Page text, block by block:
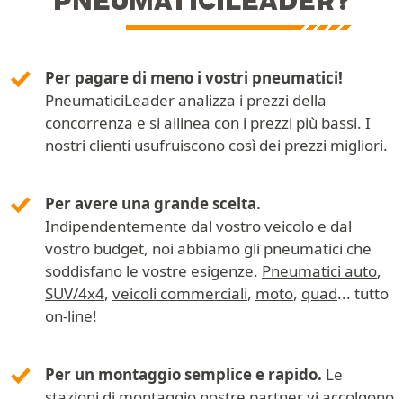
Per pagare di meno i vostri pneumatici!
PneumaticiLeader analizza i prezzi della
concorrenza e si allinea con i prezzi più bassi. I
nostri clienti usufruiscono così dei prezzi migliori.
Per avere una grande scelta.
Indipendentemente dal vostro veicolo e dal
vostro budget, noi abbiamo gli pneumatici che
soddisfano le vostre esigenze. Pneumatici auto,
SUV/4x4, veicoli commerciali, moto, quad... tutto
on-line!
Per un montaggio semplice e rapido. Le